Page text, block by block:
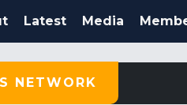
Latest Media
NETWORK